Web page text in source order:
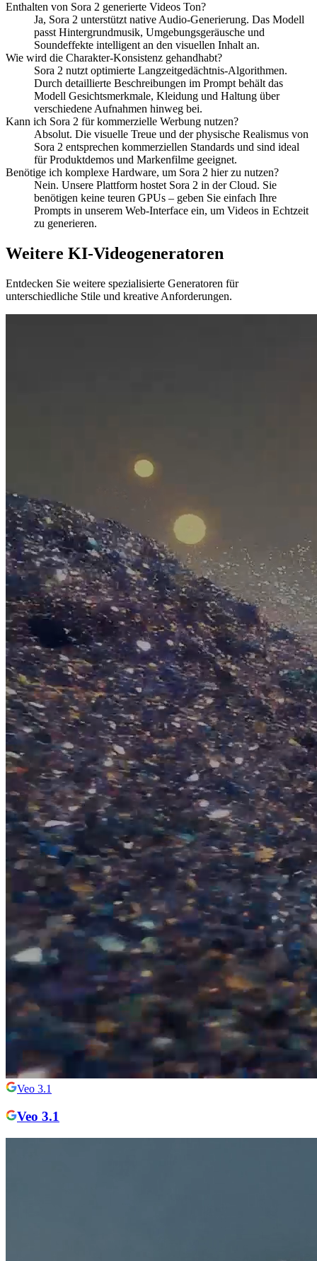
Enthalten von Sora 2 generierte Videos Ton?
Ja, Sora 2 unterstützt native Audio-Generierung. Das Modell
passt Hintergrundmusik, Umgebungsgeräusche und
Soundeffekte intelligent an den visuellen Inhalt an.
Wie wird die Charakter-Konsistenz gehandhabt?
Sora 2 nutzt optimierte Langzeitgedächtnis-Algorithmen.
Durch detaillierte Beschreibungen im Prompt behält das
Modell Gesichtsmerkmale, Kleidung und Haltung über
verschiedene Aufnahmen hinweg bei.
Kann ich Sora 2 für kommerzielle Werbung nutzen?
Absolut. Die visuelle Treue und der physische Realismus von
Sora 2 entsprechen kommerziellen Standards und sind ideal
für Produktdemos und Markenfilme geeignet.
Benötige ich komplexe Hardware, um Sora 2 hier zu nutzen?
Nein. Unsere Plattform hostet Sora 2 in der Cloud. Sie
benötigen keine teuren GPUs – geben Sie einfach Ihre
Prompts in unserem Web-Interface ein, um Videos in Echtzeit
zu generieren.
Weitere KI-Videogeneratoren
Entdecken Sie weitere spezialisierte Generatoren für
unterschiedliche Stile und kreative Anforderungen.
Veo 3.1
Veo 3.1